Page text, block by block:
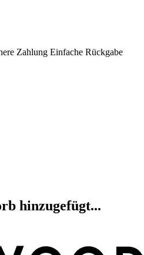
Zahlung Einfache Rückgabe
hinzugefügt...